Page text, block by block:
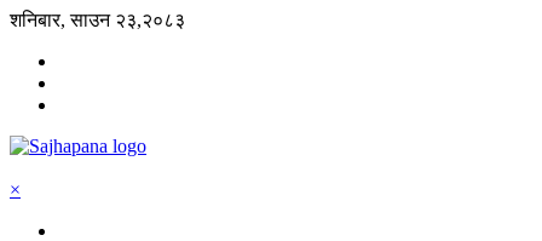
शनिबार, साउन २३,२०८३
×